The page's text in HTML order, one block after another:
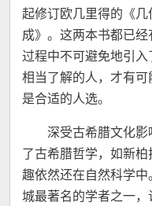
起修订欧几里得的《
成》。这两本书都已
过程中不可避免地引
相当了解的人，才有
是合适的人选。
深受古希腊文化影
了古希腊哲学，如新
趣依然还在自然科学
城最著名的学者之一